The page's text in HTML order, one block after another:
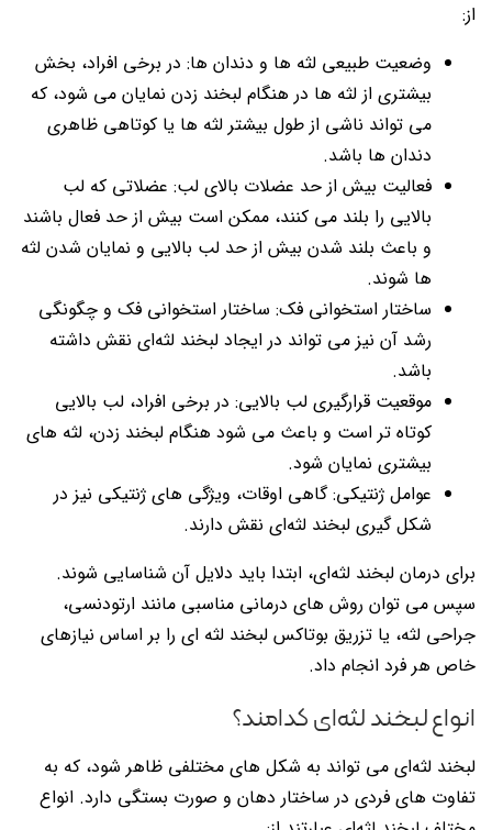
از:
وضعیت طبیعی لثه ها و دندان ها: در برخی افراد، بخش
بیشتری از لثه ها در هنگام لبخند زدن نمایان می شود، که
می تواند ناشی از طول بیشتر لثه ها یا کوتاهی ظاهری
دندان ها باشد.
فعالیت بیش از حد عضلات بالای لب: عضلاتی که لب
بالایی را بلند می کنند، ممکن است بیش از حد فعال باشند
و باعث بلند شدن بیش از حد لب بالایی و نمایان شدن لثه
ها شوند.
ساختار استخوانی فک: ساختار استخوانی فک و چگونگی
رشد آن نیز می تواند در ایجاد لبخند لثه‌ای نقش داشته
باشد.
موقعیت قرارگیری لب بالایی: در برخی افراد، لب بالایی
کوتاه تر است و باعث می شود هنگام لبخند زدن، لثه های
بیشتری نمایان شود.
عوامل ژنتیکی: گاهی اوقات، ویژگی های ژنتیکی نیز در
شکل گیری لبخند لثه‌ای نقش دارند.
برای درمان لبخند لثه‌ای، ابتدا باید دلایل آن شناسایی شوند.
سپس می توان روش های درمانی مناسبی مانند ارتودنسی،
جراحی لثه، یا تزریق بوتاکس لبخند لثه ای را بر اساس نیازهای
خاص هر فرد انجام داد.
انواع لبخند لثه‌‌ای کدامند؟
لبخند لثه‌ای می تواند به شکل های مختلفی ظاهر شود، که به
تفاوت های فردی در ساختار دهان و صورت بستگی دارد. انواع